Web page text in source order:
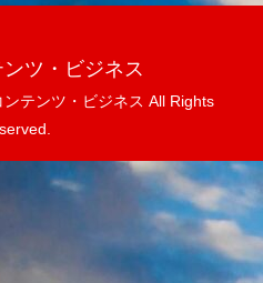
ツ・ビジネス
テンツ・ビジネス All Rights